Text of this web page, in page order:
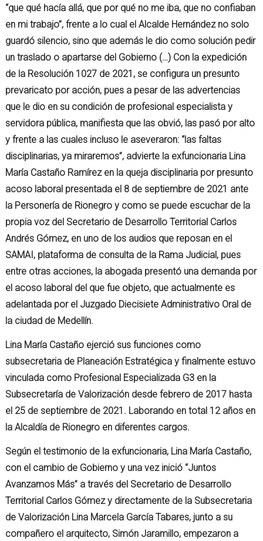
“que qué hacía allá, que por qué no me iba, que no confiaban
en mi trabajo”, frente a lo cual el Alcalde Hernández no solo
guardó silencio, sino que además le dio como solución pedir
un traslado o apartarse del Gobierno (…) Con la expedición
de la Resolución 1027 de 2021, se configura un presunto
prevaricato por acción, pues a pesar de las advertencias
que le dio en su condición de profesional especialista y
servidora pública, manifiesta que las obvió, las pasó por alto
y frente a las cuales incluso le aseveraron: “las faltas
disciplinarias, ya miraremos”, advierte la exfuncionaria Lina
María Castaño Ramírez en la queja disciplinaria por presunto
acoso laboral presentada el 8 de septiembre de 2021 ante
la Personería de Rionegro y como se puede escuchar de la
propia voz del Secretario de Desarrollo Territorial Carlos
Andrés Gómez, en uno de los audios que reposan en el
SAMAI, plataforma de consulta de la Rama Judicial, pues
entre otras acciones, la abogada presentó una demanda por
el acoso laboral del que fue objeto, que actualmente es
adelantada por el Juzgado Diecisiete Administrativo Oral de
la ciudad de Medellín.
Lina María Castaño ejerció sus funciones como
subsecretaria de Planeación Estratégica y finalmente estuvo
vinculada como Profesional Especializada G3 en la
Subsecretaría de Valorización desde febrero de 2017 hasta
el 25 de septiembre de 2021. Laborando en total 12 años en
la Alcaldía de Rionegro en diferentes cargos.
Según el testimonio de la exfuncionaria, Lina María Castaño,
con el cambio de Gobierno y una vez inició “Juntos
Avanzamos Más” a través del Secretario de Desarrollo
Territorial Carlos Gómez y directamente de la Subsecretaria
de Valorización Lina Marcela García Tabares, junto a su
compañero el arquitecto, Simón Jaramillo, empezaron a